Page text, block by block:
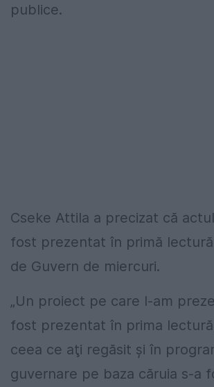
publice.
Cseke Attila a precizat că
fost prezentat în primă
de Guvern de miercuri.
„Un proiect pe care l-am
fost prezentat în prima
ceea ce aţi regăsit şi în
guvernare pe baza căruia s-a